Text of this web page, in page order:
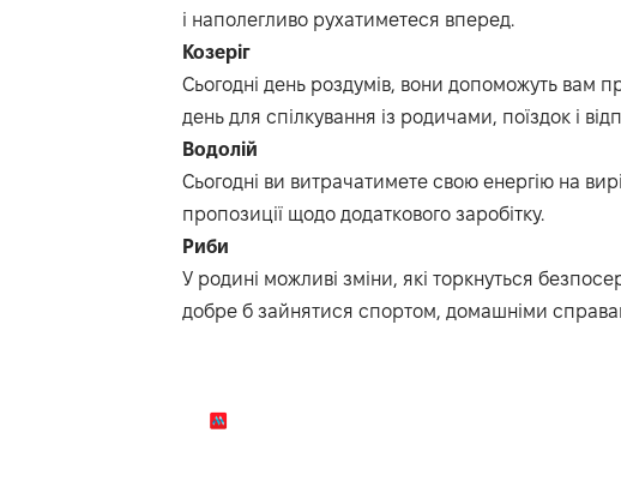
і наполегливо рухатиметеся вперед.
Козеріг
Сьогодні день роздумів, вони допоможуть вам
день для спілкування із родичами, поїздок і
Водолій
Сьогодні ви витрачатимете свою енергію на
пропозиції щодо додаткового заробітку.
Риби
У родині можливі зміни, які торкнуться
добре б зайнятися спортом, домашніми